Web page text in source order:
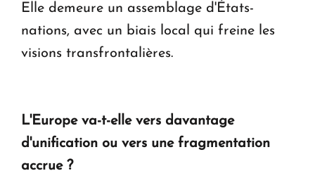
Elle demeure un assemblage d'États-
nations, avec un biais local qui freine les
visions transfrontalières.
L'Europe va-t-elle vers davantage
d'unification ou vers une fragmentation
accrue ?